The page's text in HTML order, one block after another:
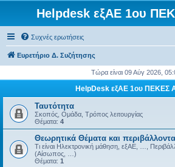
Helpdesk εξΑΕ 1ου
Συχνές ερωτήσεις
Ευρετήριο Δ. Συζήτησης
Τώρα είναι 09 Αύγ 2026,
HelpDesk εξΑΕ 1ου ΠΕΚΕΣ
Ταυτότητα
Σκοπός, Ομάδα, Τρόπος λειτουργίας
Θέματα: 4
Θεωρητικά Θέματα και περιβάλλοντα
Τι είναι Ηλεκτρονική μάθηση, εξΑΕ, …,
(Αίσωπος, …)
Θέματα: 1